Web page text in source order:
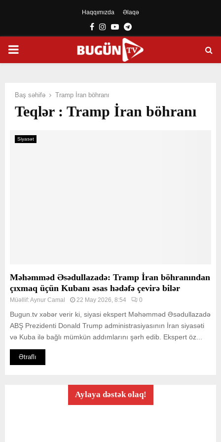
Haqqımızda Əlaqə
Facebook
Instagram
YoutubeTelegram
PRIMARY
Baş səhifə Tramp İran böhranı
Teqlər : Tramp İran böhranı
Siyasət
Məhəmməd Əsədullazadə: Tramp İran böhranından
çıxmaq üçün Kubanı əsas hədəfə çevirə bilər
Müəllif:Aynur Camal 22 May 2026, 8:54 0
Bugun.tv xəbər verir ki, siyasi ekspert Məhəmməd Əsədullazadə
ABŞ Prezidenti Donald Trump administrasiyasının İran siyasəti
və Kuba ilə bağlı mümkün addımlarını şərh edib. Ekspert öz...
Ətraflı
Aylaya dəstək olaq!